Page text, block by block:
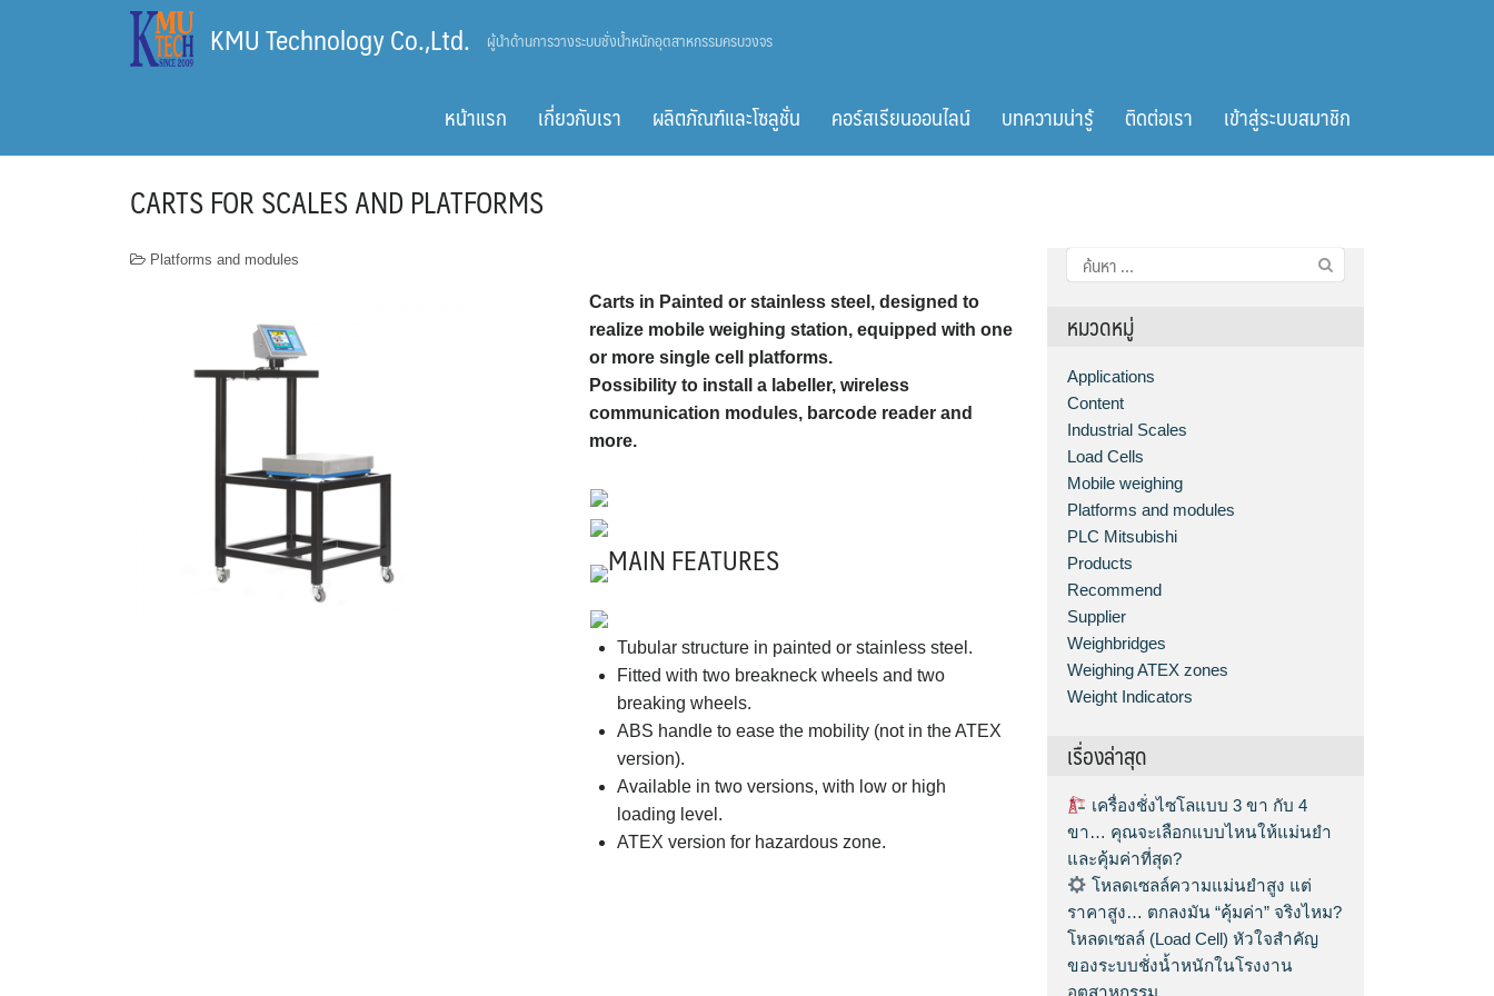
KMU Technology Co.,Ltd. ผู้นำด้านการวางระบบชั่งน้ำหนักอุตสาหกรรมครบวงจร
หน้าแรก เกี่ยวกับเรา ผลิตภัณฑ์และโซลูชั่น คอร์สเรียนออนไลน์ บทความน่ารู้ ติดต่อเรา เข้าสู่ระบบสมาชิก
CARTS FOR SCALES AND PLATFORMS
Platforms and modules
Carts in Painted or stainless steel, designed to
realize mobile weighing station, equipped with one
or more single cell platforms.
Possibility to install a labeller, wireless
communication modules, barcode reader and
more.
MAIN FEATURES
Tubular structure in painted or stainless steel.
Fitted with two breakneck wheels and two
breaking wheels.
ABS handle to ease the mobility (not in the ATEX
version).
Available in two versions, with low or high
loading level.
ATEX version for hazardous zone.
ค้นหา
สำหรับ:
หมวดหมู่
Applications
Content
Industrial Scales
Load Cells
Mobile weighing
Platforms and modules
PLC Mitsubishi
Products
Recommend
Supplier
Weighbridges
Weighing ATEX zones
Weight Indicators
เรื่องล่าสุด
เครื่องชั่งไซโลแบบ 3 ขา กับ 4
ขา… คุณจะเลือกแบบไหนให้แม่นยำ
และคุ้มค่าที่สุด?
โหลดเซลล์ความแม่นยำสูง แต่
ราคาสูง… ตกลงมัน “คุ้มค่า” จริงไหม?
โหลดเซลล์ (Load Cell) หัวใจสำคัญ
ของระบบชั่งน้ำหนักในโรงงาน
อุตสาหกรรม